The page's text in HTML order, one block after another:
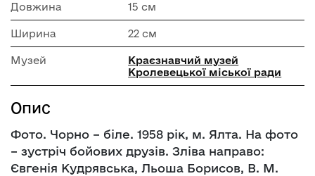
Довжина 15 см
Ширина 22 см
Музей
Краєзнавчий музей
Кролевецької міської ради
Опис
Фото. Чорно – біле. 1958 рік, м. Ялта. На фото
– зустріч бойових друзів. Зліва направо:
Євгенія Кудрявська, Льоша Борисов, В. М.